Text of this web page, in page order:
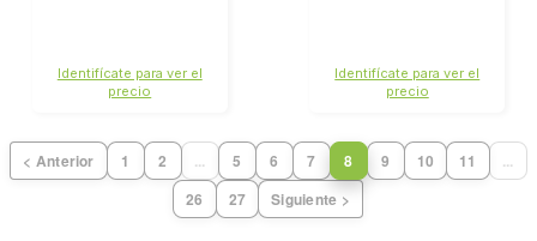
Identifícate para ver el
precio
Identifícate para ver el
precio
< Anterior 1 2 ... 5 6 7 8 9 10 11
...
26
27 Siguiente >